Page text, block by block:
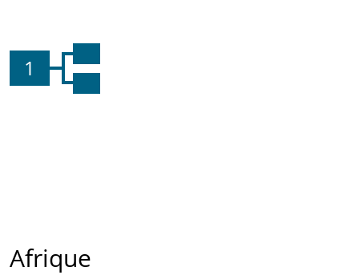
1
Afrique